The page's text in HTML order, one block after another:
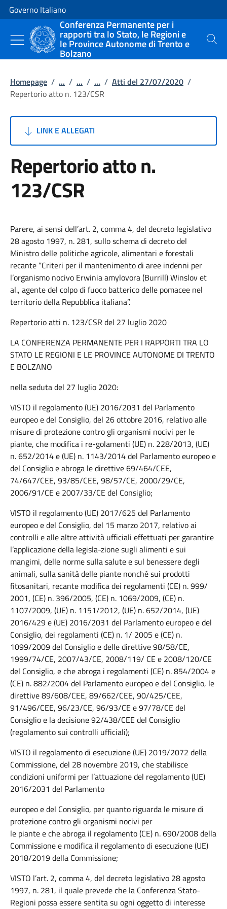
Vai al contenuto
Vai alla navigazione del sito
Governo Italiano
Conferenza Permanente per i
rapporti tra lo Stato, le Regioni e
le Province Autonome di Trento e
Bolzano
Cerca
Homepage / ... / ... / ... / Atti del 27/07/2020 /
Repertorio atto n. 123/CSR
LINK E ALLEGATI
Repertorio atto n.
123/CSR
Parere, ai sensi dell’art. 2, comma 4, del decreto legislativo
28 agosto 1997, n. 281, sullo schema di decreto del
Ministro delle politiche agricole, alimentari e forestali
recante “Criteri per il mantenimento di aree indenni per
l’organismo nocivo Erwinia amylovora (Burrill) Winslov et
al., agente del colpo di fuoco batterico delle pomacee nel
territorio della Repubblica italiana”.
Repertorio atti n. 123/CSR del 27 luglio 2020
LA CONFERENZA PERMANENTE PER I RAPPORTI TRA LO
STATO LE REGIONI E LE PROVINCE AUTONOME DI TRENTO
E BOLZANO
nella seduta del 27 luglio 2020:
VISTO il regolamento (UE) 2016/2031 del Parlamento
europeo e del Consiglio, del 26 ottobre 2016, relativo alle
misure di protezione contro gli organismi nocivi per le
piante, che modifica i re-golamenti (UE) n. 228/2013, (UE)
n. 652/2014 e (UE) n. 1143/2014 del Parlamento europeo e
del Consiglio e abroga le direttive 69/464/CEE,
74/647/CEE, 93/85/CEE, 98/57/CE, 2000/29/CE,
2006/91/CE e 2007/33/CE del Consiglio;
VISTO il regolamento (UE) 2017/625 del Parlamento
europeo e del Consiglio, del 15 marzo 2017, relativo ai
controlli e alle altre attività ufficiali effettuati per garantire
l’applicazione della legisla-zione sugli alimenti e sui
mangimi, delle norme sulla salute e sul benessere degli
animali, sulla sanità delle piante nonché sui prodotti
fitosanitari, recante modifica dei regolamenti (CE) n. 999/
2001, (CE) n. 396/2005, (CE) n. 1069/2009, (CE) n.
1107/2009, (UE) n. 1151/2012, (UE) n. 652/2014, (UE)
2016/429 e (UE) 2016/2031 del Parlamento europeo e del
Consiglio, dei regolamenti (CE) n. 1/ 2005 e (CE) n.
1099/2009 del Consiglio e delle direttive 98/58/CE,
1999/74/CE, 2007/43/CE, 2008/119/ CE e 2008/120/CE
del Consiglio, e che abroga i regolamenti (CE) n. 854/2004 e
(CE) n. 882/2004 del Parlamento europeo e del Consiglio, le
direttive 89/608/CEE, 89/662/CEE, 90/425/CEE,
91/496/CEE, 96/23/CE, 96/93/CE e 97/78/CE del
Consiglio e la decisione 92/438/CEE del Consiglio
(regolamento sui controlli ufficiali);
VISTO il regolamento di esecuzione (UE) 2019/2072 della
Commissione, del 28 novembre 2019, che stabilisce
condizioni uniformi per l’attuazione del regolamento (UE)
2016/2031 del Parlamento
europeo e del Consiglio, per quanto riguarda le misure di
protezione contro gli organismi nocivi per
le piante e che abroga il regolamento (CE) n. 690/2008 della
Commissione e modifica il regolamento di esecuzione (UE)
2018/2019 della Commissione;
VISTO l’art. 2, comma 4, del decreto legislativo 28 agosto
1997, n. 281, il quale prevede che la Conferenza Stato-
Regioni possa essere sentita su ogni oggetto di interesse